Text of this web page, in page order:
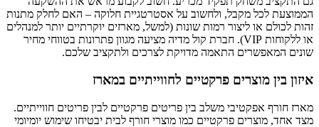
הממוצעת לכל מקבל, ולחשוב על אסטרטגיית חלוקה – האם לחלק מתנות
זהות לכולם או ליצור רמות שונות (למשל, מארזים יוקרתיים יותר למנהלים
או ללקוחות VIP). חברת קול מדיה מציעה מגוון פתרונות בטווחי מחיר
שונים המאפשרים התאמה מדויקת לצרכים ולתקציב שלכם.
איזון בין מוצרים פרקטיים לחווייתיים במארז
מארז חורף אפקטיבי משלב בין פריטים פרקטיים לבין פריטים חווייתיים.
מצד אחד, מוצרים פרקטיים כמו מוצרי חורף לבית יבטיחו שימוש יומיומי